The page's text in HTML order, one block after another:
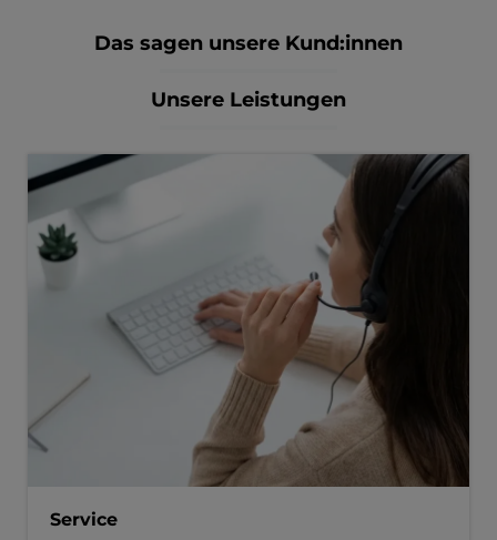
Das sagen unsere Kund:innen
Unsere Leistungen
Service